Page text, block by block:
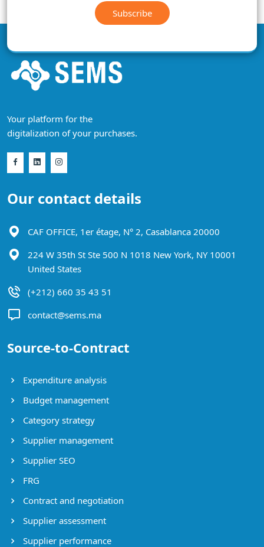
Subscribe
Your platform for the
digitalization of your purchases.
Our contact details
CAF OFFICE, 1er étage, N° 2, Casablanca 20000
224 W 35th St Ste 500 N 1018 New York, NY 10001
United States
(+212) 660 35 43 51
contact@sems.ma
Source-to-Contract
Expenditure analysis
Budget management
Category strategy
Supplier management
Supplier SEO
FRG
Contract and negotiation
Supplier assessment
Supplier performance